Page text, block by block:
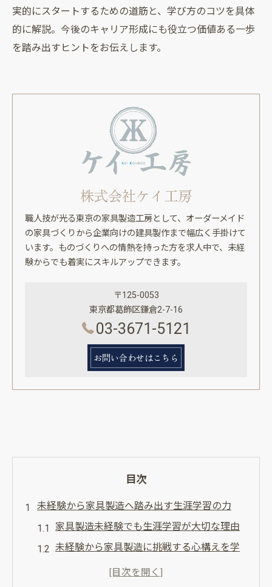
実的にスタートするための道筋と、学び方のコツを具体
的に解説。今後のキャリア形成にも役立つ価値ある一歩
を踏み出すヒントをお伝えします。
株式会社ケイ工房
職人技が光る東京の家具製造工房として、オーダーメイド
の家具づくりから企業向けの建具製作まで幅広く手掛けて
います。ものづくりへの情熱を持った方を求人中で、未経
験からでも着実にスキルアップできます。
〒125-0053
東京都葛飾区鎌倉2-7-16
03-3671-5121
お問い合わせはこちら
目次
未経験から家具製造へ踏み出す生涯学習の力
家具製造未経験でも生涯学習が大切な理由
未経験から家具製造に挑戦する心構えを学